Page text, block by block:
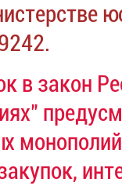
в закон